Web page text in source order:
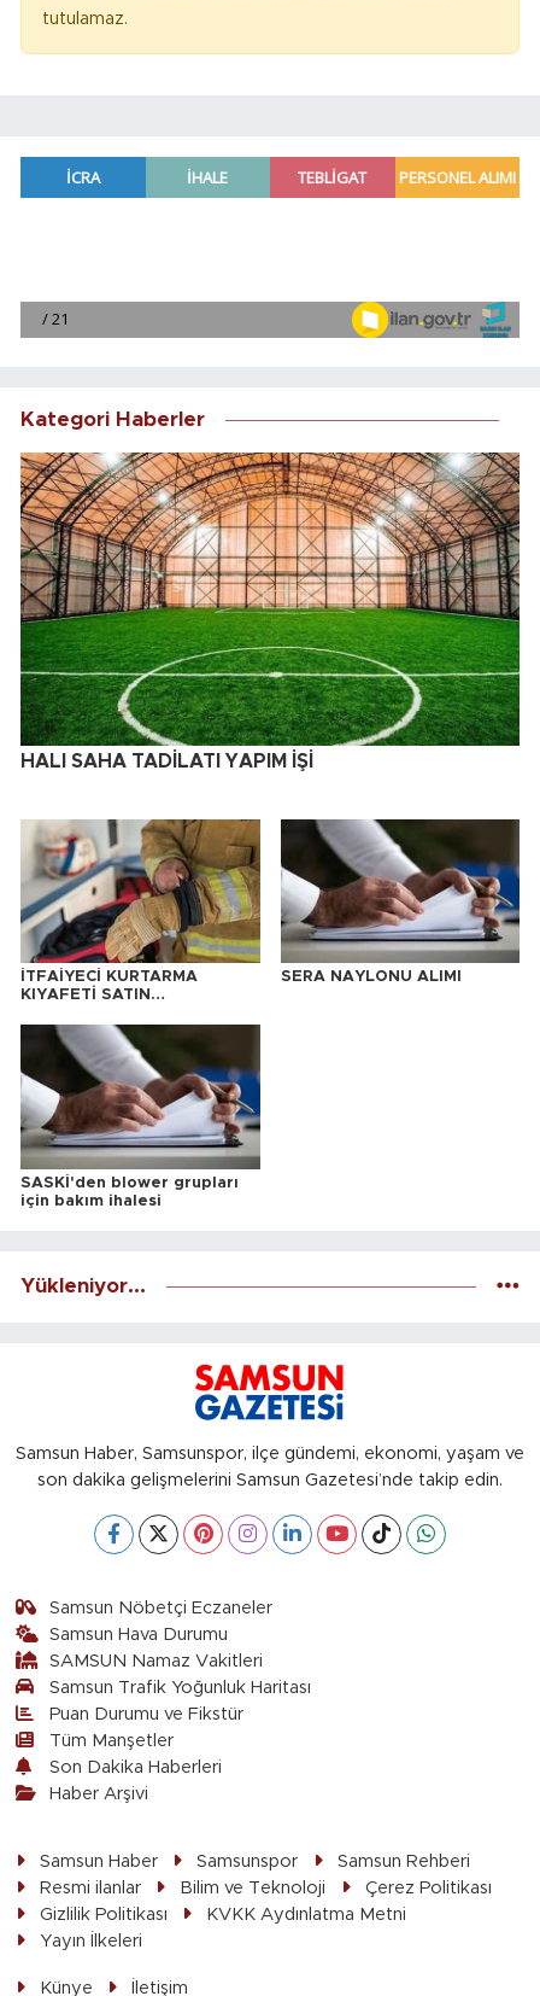
tutulamaz.
Kategori Haberler
HALI SAHA TADİLATI YAPIM İŞİ
İTFAİYECİ KURTARMA
KIYAFETİ SATIN
SERA NAYLONU ALIMI
SASKİ'den blower grupları
için bakım ihalesi
Yükleniyor...
Samsun Haber, Samsunspor, ilçe gündemi, ekonomi, yaşam ve
son dakika gelişmelerini Samsun Gazetesi’nde takip edin.
Samsun Nöbetçi Eczaneler
Samsun Hava Durumu
SAMSUN Namaz Vakitleri
Samsun Trafik Yoğunluk Haritası
Puan Durumu ve Fikstür
Tüm Manşetler
Son Dakika Haberleri
Haber Arşivi
Samsun Haber Samsunspor
Samsun Rehberi
Resmi ilanlar
Bilim ve Teknoloji
Çerez Politikası
Gizlilik Politikası
KVKK Aydınlatma Metni
Yayın İlkeleri
Künye İletişim